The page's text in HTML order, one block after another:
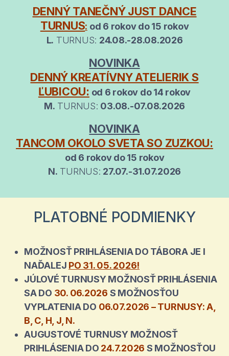
DENNÝ TANEČNÝ JUST DANCE
TURNUS: od 6 rokov do 15 rokov
L. TURNUS: 24.08.-28.08.2026
NOVINKA
DENNÝ KREATÍVNY ATELIERIK S
ĽUBICOU: od 6 rokov do 14 rokov
M. TURNUS: 03.08.-07.08.2026
NOVINKA
TANCOM OKOLO SVETA SO ZUZKOU:
od 6 rokov do 15 rokov
N. TURNUS: 27.07.-31.07.2026
PLATOBNÉ PODMIENKY
MOŽNOSŤ PRIHLÁSENIA DO TÁBORA JE I
NAĎALEJ PO 31. 05. 2026!
JÚLOVÉ TURNUSY MOŽNOSŤ PRIHLÁSENIA
SA DO 30. 06.2026 S MOŽNOSŤOU
VYPLATENIA DO 06.07.2026 – TURNUSY: A,
B, C, H, J, N.
AUGUSTOVÉ TURNUSY MOŽNOSŤ
PRIHLÁSENIA DO 24.7.2026 S MOŽNOSŤOU